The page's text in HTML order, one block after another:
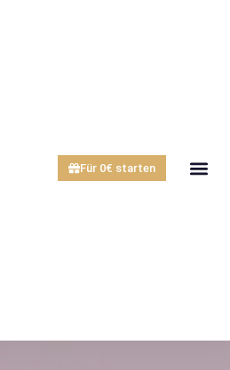
Für 0€ starten